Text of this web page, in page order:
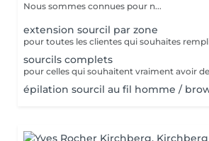
Nous sommes connues pour n...
extension sourcil par zone
sourcils complets
pour celles qui souhaitent vraiment avoir
épilation sourcil au fil homme /